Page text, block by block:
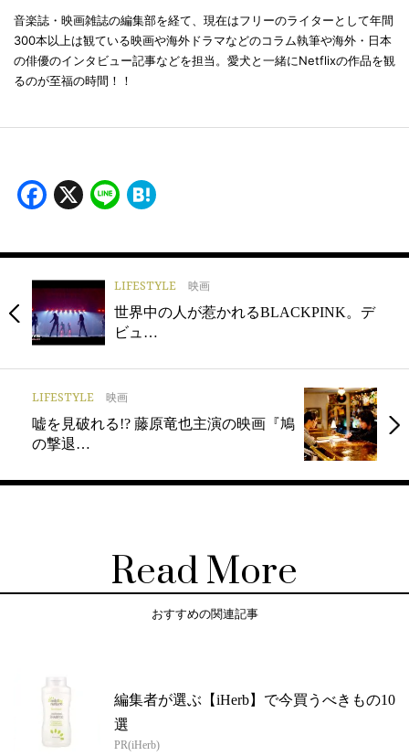
音楽誌・映画雑誌の編集部を経て、現在はフリーのライターとして年間
300本以上は観ている映画や海外ドラマなどのコラム執筆や海外・日本
の俳優のインタビュー記事などを担当。愛犬と一緒にNetflixの作品を観
るのが至福の時間！！
Facebook
X Line
LIFESTYLE 映画
世界中の人が惹かれるBLACKPINK。デ
ビュ…
LIFESTYLE 映画
嘘を見破れる!? 藤原竜也主演の映画『鳩
の撃退…
Read More
おすすめの関連記事
編集者が選ぶ【iHerb】で今買うべきもの10
選
PR(iHerb)